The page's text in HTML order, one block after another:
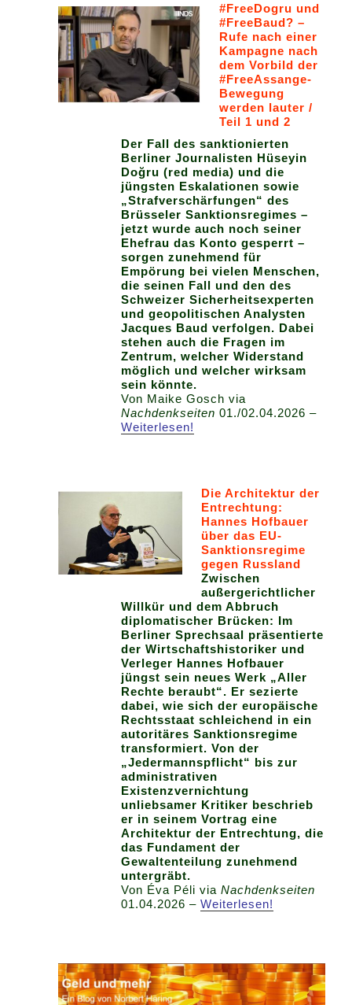
#FreeDogru und
#FreeBaud? –
Rufe nach einer
Kampagne nach
dem Vorbild der
#FreeAssange-
Bewegung
werden lauter /
Teil 1 und 2
Der Fall des sanktionierten
Berliner Journalisten Hüseyin
Doğru (red media) und die
jüngsten Eskalationen sowie
„Strafverschärfungen“ des
Brüsseler Sanktionsregimes –
jetzt wurde auch noch seiner
Ehefrau das Konto gesperrt –
sorgen zunehmend für
Empörung bei vielen Menschen,
die seinen Fall und den des
Schweizer Sicherheitsexperten
und geopolitischen Analysten
Jacques Baud verfolgen. Dabei
stehen auch die Fragen im
Zentrum, welcher Widerstand
möglich und welcher wirksam
sein könnte.
Von Maike Gosch via
Nachdenkseiten 01./02.04.2026 –
Weiterlesen!
Die Architektur der
Entrechtung:
Hannes Hofbauer
über das EU-
Sanktionsregime
gegen Russland
Zwischen
außergerichtlicher
Willkür und dem Abbruch
diplomatischer Brücken: Im
Berliner Sprechsaal präsentierte
der Wirtschaftshistoriker und
Verleger Hannes Hofbauer
jüngst sein neues Werk „Aller
Rechte beraubt“. Er sezierte
dabei, wie sich der europäische
Rechtsstaat schleichend in ein
autoritäres Sanktionsregime
transformiert. Von der
„Jedermannspflicht“ bis zur
administrativen
Existenzvernichtung
unliebsamer Kritiker beschrieb
er in seinem Vortrag eine
Architektur der Entrechtung, die
das Fundament der
Gewaltenteilung zunehmend
untergräbt.
Von Éva Péli viaNachdenkseiten
01.04.2026 –Weiterlesen!